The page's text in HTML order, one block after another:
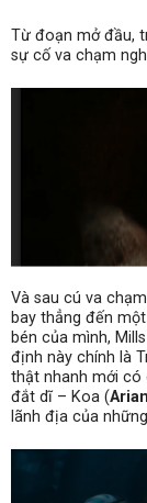
Từ đoạn mở đầu,
sự cố va chạm
Và sau cú va
bay thẳng đến
bén của mình,
định này chính là
thật nhanh mới có
đắt dĩ – Koa (
lãnh địa của